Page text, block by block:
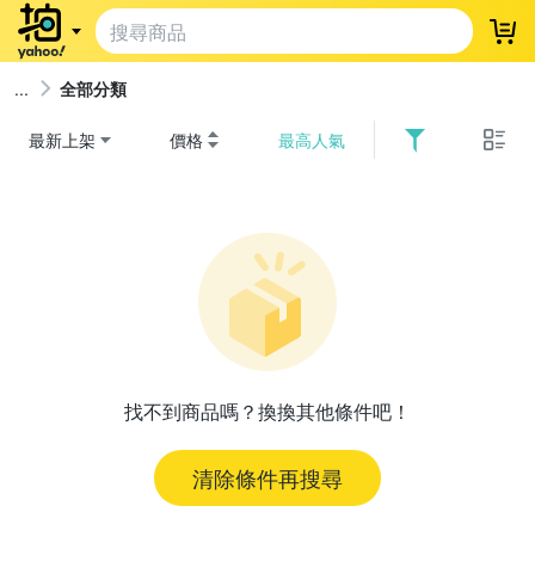
登
全部分類
最新上架 價格 最高人氣
找不到商品嗎？換換其他條件吧！
清除條件再搜尋